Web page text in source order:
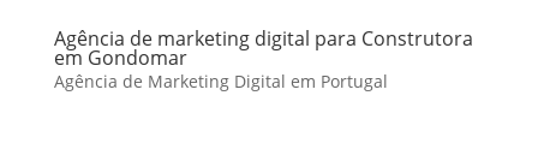
Agência de marketing digital para Construtora
em Gondomar
Agência de Marketing Digital em Portugal